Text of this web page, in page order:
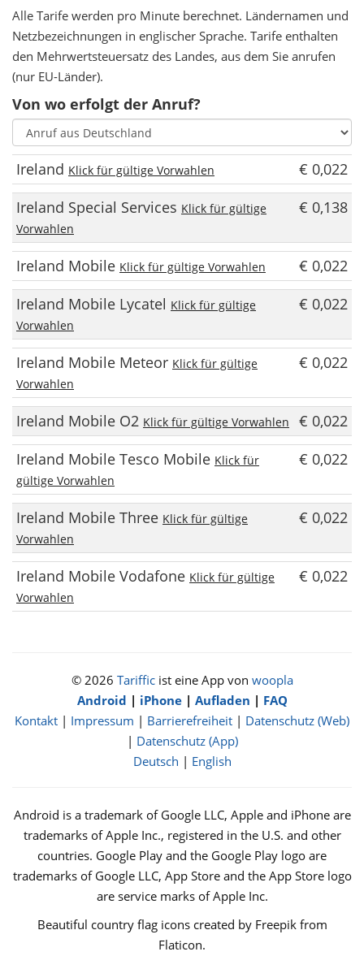
Alle Tarife werden pro Minute berechnet. Ländernamen und
Netzbezeichnungen in englischer Sprache. Tarife enthalten
den Mehrwertsteuersatz des Landes, aus dem Sie anrufen
(nur EU-Länder).
Von wo erfolgt der Anruf?
Ireland Klick für gültige Vorwahlen
€ 0,022
Ireland Special Services Klick für gültige
Vorwahlen
€ 0,138
Ireland Mobile Klick für gültige Vorwahlen
€ 0,022
Ireland Mobile Lycatel Klick für gültige
Vorwahlen
€ 0,022
Ireland Mobile Meteor Klick für gültige
Vorwahlen
€ 0,022
Ireland Mobile O2 Klick für gültige Vorwahlen
€ 0,022
Ireland Mobile Tesco Mobile Klick für
gültige Vorwahlen
€ 0,022
Ireland Mobile Three Klick für gültige
Vorwahlen
€ 0,022
Ireland Mobile Vodafone Klick für gültige
Vorwahlen
€ 0,022
© 2026 Tarifficist eine App von woopla
Android | iPhone| Aufladen | FAQ
Kontakt | Impressum | Barrierefreiheit | Datenschutz (Web)
| Datenschutz (App)
Deutsch | English
Android is a trademark of Google LLC, Apple and iPhone are
trademarks of Apple Inc., registered in the U.S. and other
countries. Google Play and the Google Play logo are
trademarks of Google LLC, App Store and the App Store logo
are service marks of Apple Inc.
Beautiful country flag icons created by Freepik from
Flaticon.